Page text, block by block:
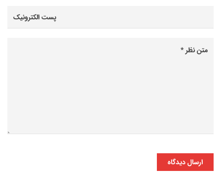
ارسال دیدگاه